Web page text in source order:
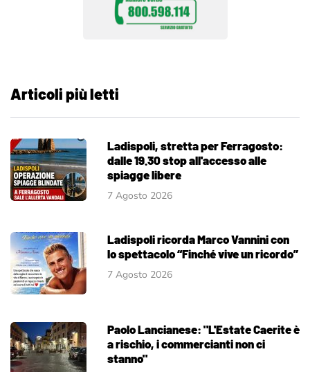
Articoli più letti
Ladispoli, stretta per Ferragosto:
dalle 19.30 stop all'accesso alle
spiagge libere
7 Agosto 2026
Ladispoli ricorda Marco Vannini con
lo spettacolo “Finché vive un ricordo”
7 Agosto 2026
Paolo Lancianese: "L'Estate Caerite è
a rischio, i commercianti non ci
stanno"